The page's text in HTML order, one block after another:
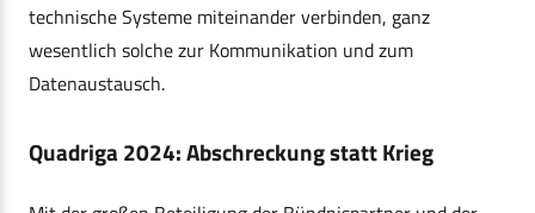
technische Systeme miteinander verbinden, ganz
wesentlich solche zur Kommunikation und zum
Datenaustausch.
Quadriga 2024: Abschreckung statt Krieg